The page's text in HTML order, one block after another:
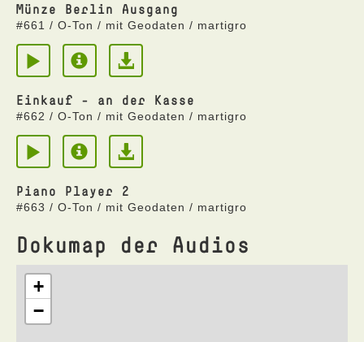
Münze Berlin Ausgang
#661 / O-Ton / mit Geodaten / martigro
Einkauf - an der Kasse
#662 / O-Ton / mit Geodaten / martigro
Piano Player 2
#663 / O-Ton / mit Geodaten / martigro
Dokumap der Audios